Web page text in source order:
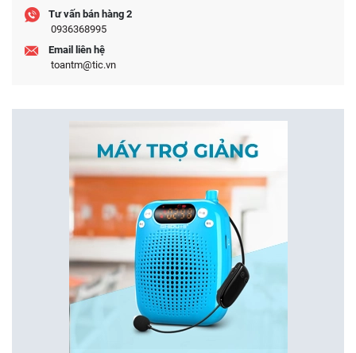
Tư vấn bán hàng 2
0936368995
Email liên hệ
toantm@tic.vn